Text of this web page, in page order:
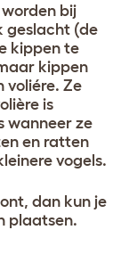
bij
geslacht (de
kippen te
kippen
voliére. Ze
is
wanneer ze
en ratten
vogels.
dan kun je
plaatsen.